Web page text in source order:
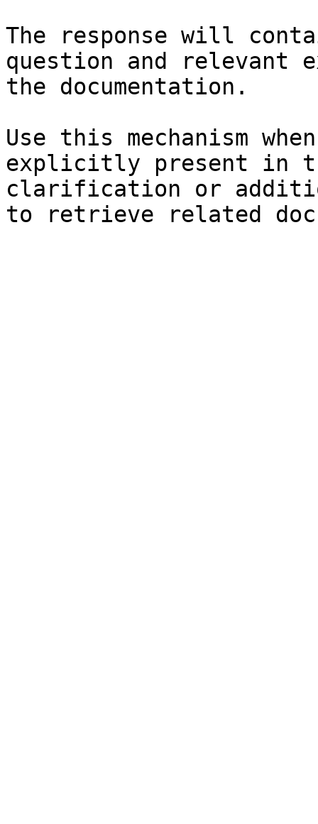
The response will
question and relevant
the documentation.
Use this mechanism
explicitly present in
clarification or